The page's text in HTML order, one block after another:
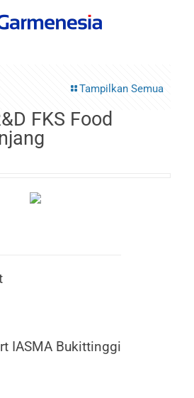
Tampilkan Semua
FKS Food
IASMA Bukittinggi